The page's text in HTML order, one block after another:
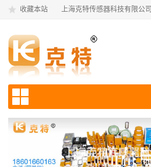
收藏本站 上海克特传感器科技有限公司